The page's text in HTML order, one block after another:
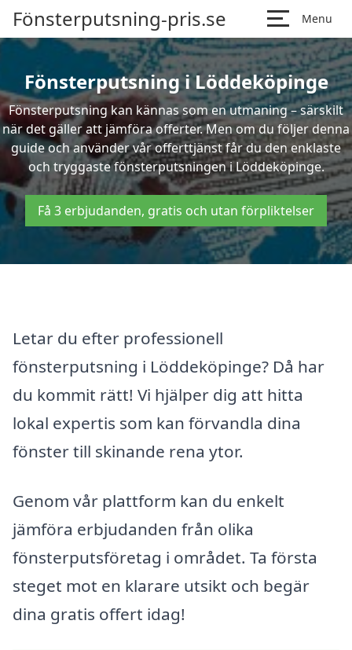
Fönsterputsning-pris.se Menu
Fönsterputsning i Löddeköpinge
Fönsterputsning kan kännas som en utmaning – särskilt
när det gäller att jämföra offerter. Men om du följer denna
guide och använder vår offerttjänst får du den enklaste
och tryggaste fönsterputsningen i Löddeköpinge.
Få 3 erbjudanden, gratis och utan förpliktelser
Letar du efter professionell
fönsterputsning i Löddeköpinge? Då har
du kommit rätt! Vi hjälper dig att hitta
lokal expertis som kan förvandla dina
fönster till skinande rena ytor.
Genom vår plattform kan du enkelt
jämföra erbjudanden från olika
fönsterputsföretag i området. Ta första
steget mot en klarare utsikt och begär
dina gratis offert idag!